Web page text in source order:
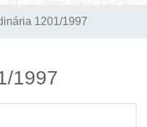
1201/1997
1997